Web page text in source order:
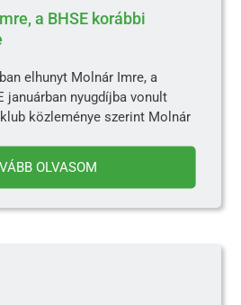
a BHSE korábbi
elhunyt Molnár Imre, a
januárban nyugdíjba vonult
közleménye szerint Molnár
OLVASOM